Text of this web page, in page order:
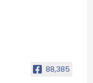
88,385